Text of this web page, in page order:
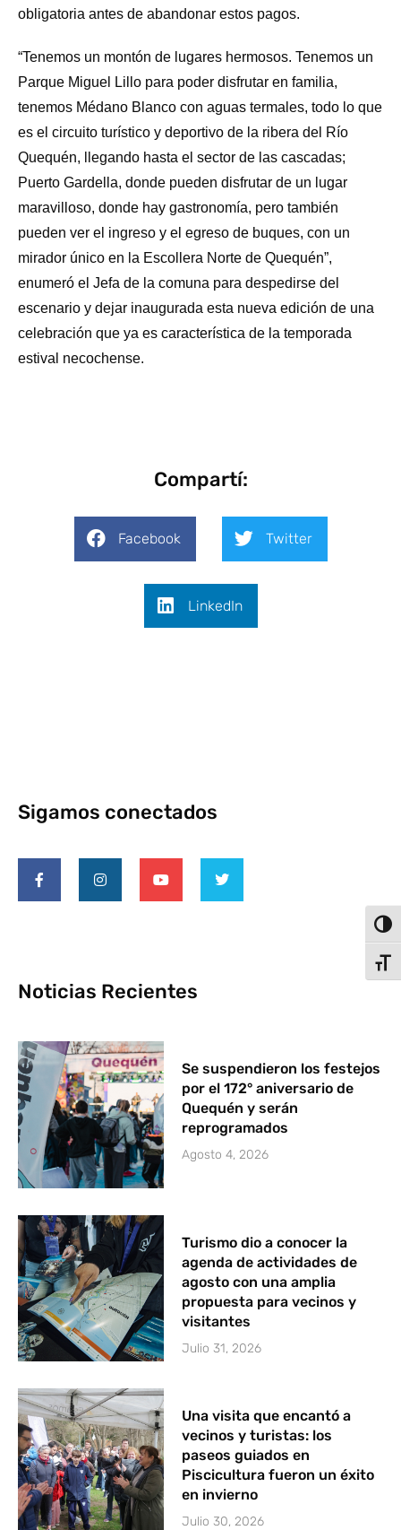
obligatoria antes de abandonar estos pagos.
“Tenemos un montón de lugares hermosos. Tenemos un
Parque Miguel Lillo para poder disfrutar en familia,
tenemos Médano Blanco con aguas termales, todo lo que
es el circuito turístico y deportivo de la ribera del Río
Quequén, llegando hasta el sector de las cascadas;
Puerto Gardella, donde pueden disfrutar de un lugar
maravilloso, donde hay gastronomía, pero también
pueden ver el ingreso y el egreso de buques, con un
mirador único en la Escollera Norte de Quequén”,
enumeró el Jefa de la comuna para despedirse del
escenario y dejar inaugurada esta nueva edición de una
celebración que ya es característica de la temporada
estival necochense.
Compartí:
Facebook Twitter
LinkedIn
Sigamos conectados
Noticias Recientes
Se suspendieron los festejos
por el 172° aniversario de
Quequén y serán
reprogramados
Agosto 4, 2026
Turismo dio a conocer la
agenda de actividades de
agosto con una amplia
propuesta para vecinos y
visitantes
Julio 31, 2026
Una visita que encantó a
vecinos y turistas: los
paseos guiados en
Piscicultura fueron un éxito
en invierno
Julio 30, 2026